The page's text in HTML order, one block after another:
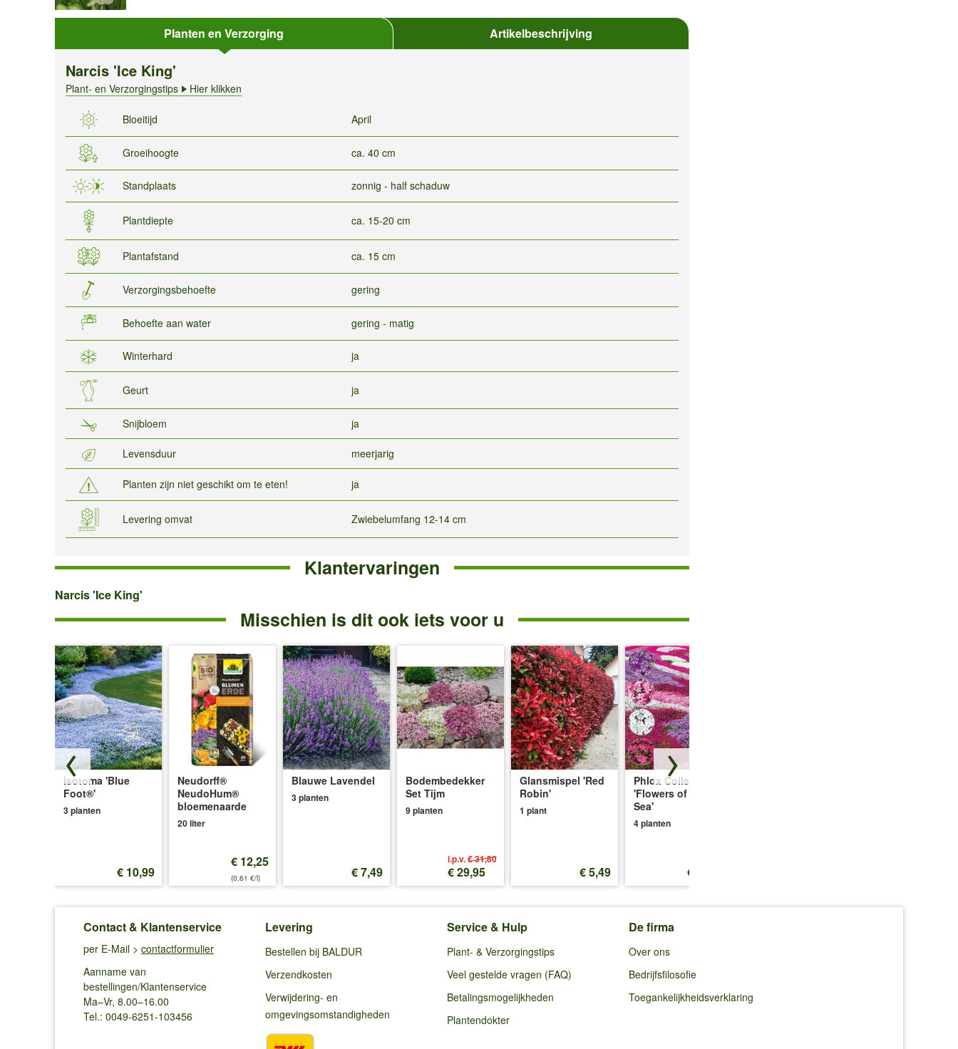
Planten en Verzorging Artikelbeschrijving
Narcis 'Ice King'
Plant- en Verzorgingstips Hier klikken
Bloeitijd April
Groeihoogte ca. 40 cm
Standplaats zonnig - half schaduw
Plantdiepte ca. 15-20 cm
Plantafstand ca. 15 cm
Verzorgingsbehoefte gering
Behoefte aan water gering - matig
Winterhard ja
Geurt ja
Snijbloem ja
Levensduur meerjarig
Planten zijn niet geschikt om te eten! ja
Levering omvat Zwiebelumfang 12-14 cm
Klantervaringen
Narcis
Narcis 'Ice King'
Misschien is dit ook iets voor u
Isotoma 'Blue
Foot®'
3 planten
€ 10,99
Neudorff®
NeudoHum®
bloemenaarde
20 liter
€ 12,25
(0,61 €/l)
Blauwe Lavendel
3 planten
€ 7,49
Bodembedekker
Set Tijm
9 planten
i.p.v.€ 31,80
€ 29,95
Glansmispel 'Red
Robin'
1 plant
€ 5,49
Phlox Collectie
'Flowers of the
Sea'
4 planten
€ 13,25
Contact & Klantenservice
per E-Mail > contactformulier
Aanname van
bestellingen/Klantenservice
Ma–Vr, 8.00–16.00
Tel.: 0049-6251-103456
Levering
Bestellen bij BALDUR
Verzendkosten
Verwijdering- en
omgevingsomstandigheden
Service & Hulp
Plant- & Verzorgingstips
Veel gestelde vragen (FAQ)
Betalingsmogelijkheden
Plantendokter
De firma
Over ons
Bedrijfsfilosofie
Toegankelijkheidsverklaring